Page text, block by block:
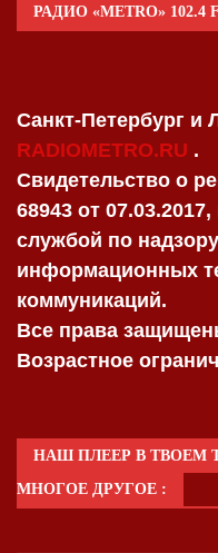
РАДИО «METRO» 102.4
Санкт-Петербург и
RADIOMETRO.RU .
Свидетельство о
68943 от
службой по
информационных
коммуникаций.
Все права
Возрастное
НАШ ПЛЕЕР В ТВОЕМ
МНОГОЕ ДРУГОЕ :